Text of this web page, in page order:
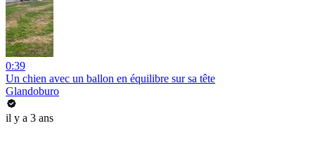
0:39
Un chien avec un ballon en équilibre sur sa tête
Glandoburo
il y a 3 ans